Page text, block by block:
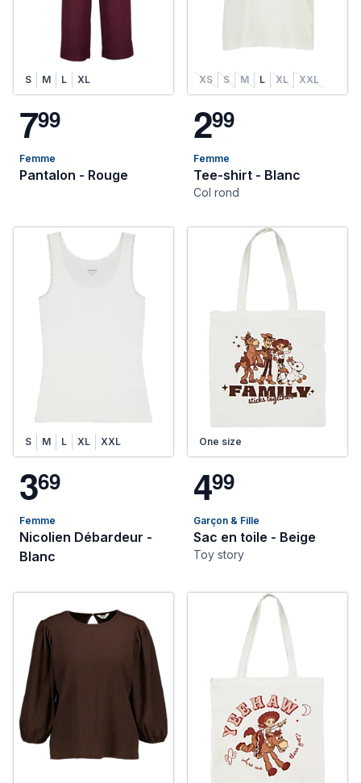
S M L XL
799
Femme
Pantalon - Rouge
XS S M L XL XXL
299
Femme
Tee-shirt - Blanc
Col rond
S M L XL XXL
369
Femme
Nicolien Débardeur -
Blanc
One size
499
Garçon & Fille
Sac en toile - Beige
Toy story